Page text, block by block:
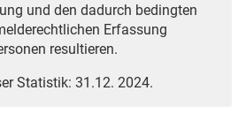
und den dadurch bedingten
Erfassung
resultieren.
Statistik: 31.12. 2024.